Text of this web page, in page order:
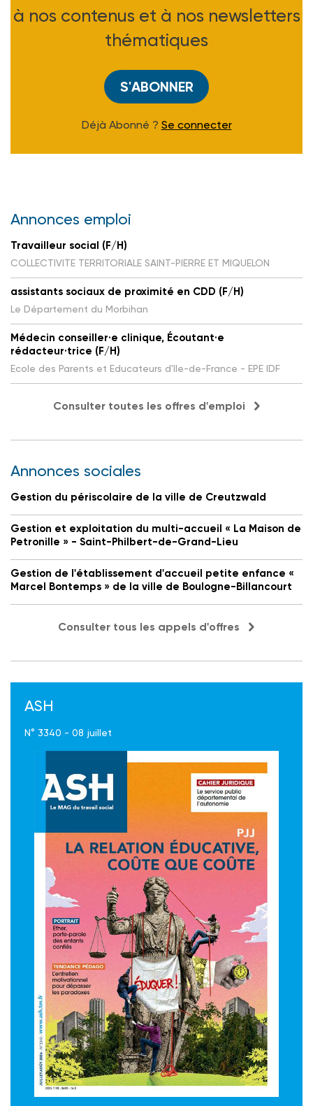
à nos contenus et à nos newsletters
thématiques
S'ABONNER
Déjà Abonné ? Se connecter
Annonces emploi
Travailleur social (F/H)
COLLECTIVITE TERRITORIALE SAINT-PIERRE ET MIQUELON
assistants sociaux de proximité en CDD (F/H)
Le Département du Morbihan
Médecin conseiller·e clinique, Écoutant·e
rédacteur·trice (F/H)
Ecole des Parents et Educateurs d'Ile-de-France - EPE IDF
Consulter toutes les offres d'emploi
Annonces sociales
Gestion du périscolaire de la ville de Creutzwald
Gestion et exploitation du multi-accueil « La Maison de
Petronille » - Saint-Philbert-de-Grand-Lieu
Gestion de l'établissement d'accueil petite enfance «
Marcel Bontemps » de la ville de Boulogne-Billancourt
Consulter tous les appels d'offres
ASH
N° 3340 - 08 juillet